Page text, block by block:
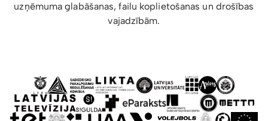
uzņēmuma glabāšanas, failu koplietošanas un drošības
vajadzībām.